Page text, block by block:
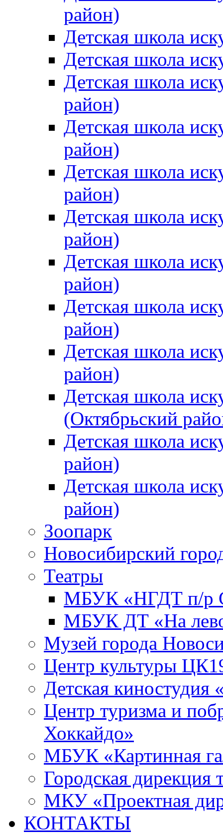
район)
Детская школа
Детская школа
Детская школа
район)
Детская школа
район)
Детская школа
район)
Детская школа
район)
Детская школа
район)
Детская школа
район)
Детская школа
район)
Детская школа
(Октябрьский
Детская школа
район)
Детская школа
район)
Зоопарк
Новосибирский
Театры
МБУК «НГДТ п/р
МБУК ДТ «На
Музей города
Центр культуры
Детская киностудия
Центр туризма и
Хоккайдо»
МБУК «Картинная
Городская дирекция
МКУ «Проектная
КОНТАКТЫ